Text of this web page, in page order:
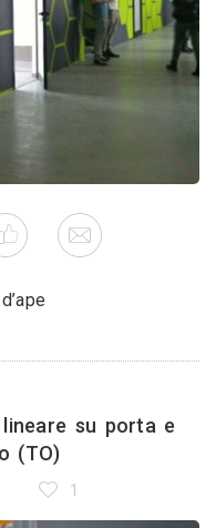
su porta e
(TO)
1